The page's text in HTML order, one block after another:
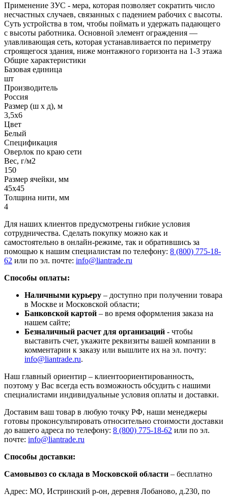
Применение ЗУС - мера, которая позволяет сократить число
несчастных случаев, связанных с падением рабочих с высоты.
Суть устройства в том, чтобы поймать и удержать падающего
с высоты работника. Основной элемент ограждения —
улавливающая сеть, которая устанавливается по периметру
строящегося здания, ниже монтажного горизонта на 1-3 этажа
Общие характеристики
Базовая единица
шт
Производитель
Россия
Размер (ш х д), м
3,5х6
Цвет
Белый
Спецификация
Оверлок по краю сети
Вес, г/м2
150
Размер ячейки, мм
45х45
Толщина нити, мм
4
Для наших клиентов предусмотрены гибкие условия
сотрудничества. Сделать покупку можно как и
самостоятельно в онлайн-режиме, так и обратившись за
помощью к нашим специалистам по телефону: 8 (800) 775-18-
62 или по эл. почте: info@liantrade.ru
Способы оплаты:
Наличными курьеру – доступно при получении товара
в Москве и Московской области;
Банковской картой – во время оформления заказа на
нашем сайте;
Безналичный расчет для организаций - чтобы
выставить счет, укажите реквизиты вашей компании в
комментарии к заказу или вышлите их на эл. почту:
info@liantrade.ru.
Наш главный ориентир – клиентоориентированность,
поэтому у Вас всегда есть возможность обсудить с нашими
специалистами индивидуальные условия оплаты и доставки.
Доставим ваш товар в любую точку РФ, наши менеджеры
готовы проконсультировать относительно стоимости доставки
до вашего адреса по телефону: 8 (800) 775-18-62 или по эл.
почте: info@liantrade.ru
Способы доставки:
Самовывоз со склада в Московской области – бесплатно
Адрес: МО, Истринский р-он, деревня Лобаново, д.230, по